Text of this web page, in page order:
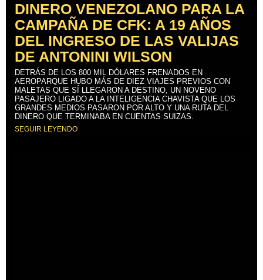
DINERO VENEZOLANO PARA LA
CAMPAÑA DE CFK: A 19 AÑOS
DEL INGRESO DE LAS VALIJAS
DE ANTONINI WILSON
DETRÁS DE LOS 800 MIL DÓLARES FRENADOS EN
AEROPARQUE HUBO MÁS DE DIEZ VIAJES PREVIOS CON
MALETAS QUE SÍ LLEGARON A DESTINO, UN NOVENO
PASAJERO LIGADO A LA INTELIGENCIA CHAVISTA QUE LOS
GRANDES MEDIOS PASARON POR ALTO Y UNA RUTA DEL
DINERO QUE TERMINABA EN CUENTAS SUIZAS.
SEGUIR LEYENDO